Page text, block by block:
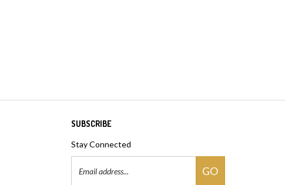
SUBSCRIBE
Stay Connected
Address
GO